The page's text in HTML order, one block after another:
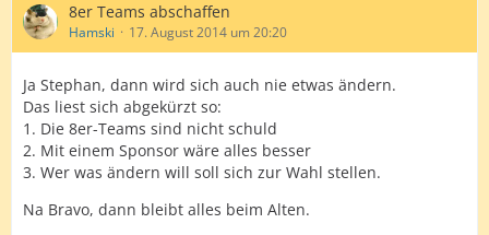
8er Teams abschaffen
Hamski 17. August 2014 um 20:20
Ja Stephan, dann wird sich auch nie etwas ändern.
Das liest sich abgekürzt so:
1. Die 8er-Teams sind nicht schuld
2. Mit einem Sponsor wäre alles besser
3. Wer was ändern will soll sich zur Wahl stellen.
Na Bravo, dann bleibt alles beim Alten.